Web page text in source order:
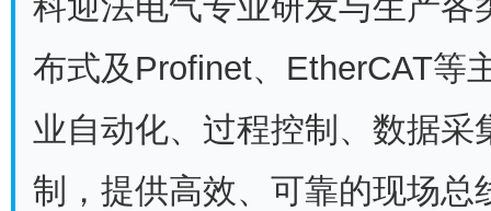
布式及Profinet、EtherCAT等
业自动化、过程控制、数据
制，提供高效、可靠的现场